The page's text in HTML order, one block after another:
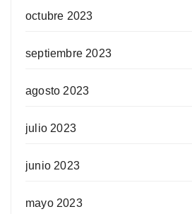
octubre 2023
septiembre 2023
agosto 2023
julio 2023
junio 2023
mayo 2023